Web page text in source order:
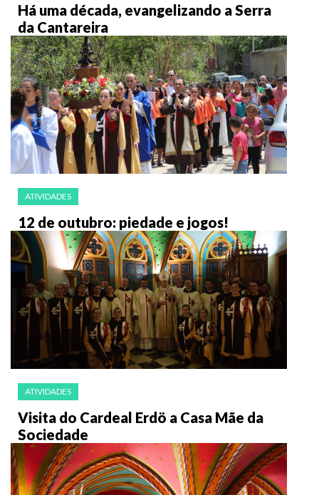
Há uma década, evangelizando a Serra
da Cantareira
ATIVIDADES
12 de outubro: piedade e jogos!
ATIVIDADES
Visita do Cardeal Erdö a Casa Mãe da
Sociedade